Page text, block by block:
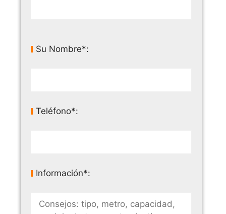
Su Nombre*:
Teléfono*:
Información*: